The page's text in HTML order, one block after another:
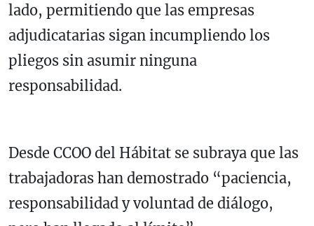
lado, permitiendo que las empresas
adjudicatarias sigan incumpliendo los
pliegos sin asumir ninguna
responsabilidad.
Desde CCOO del Hábitat se subraya que las
trabajadoras han demostrado “paciencia,
responsabilidad y voluntad de diálogo,